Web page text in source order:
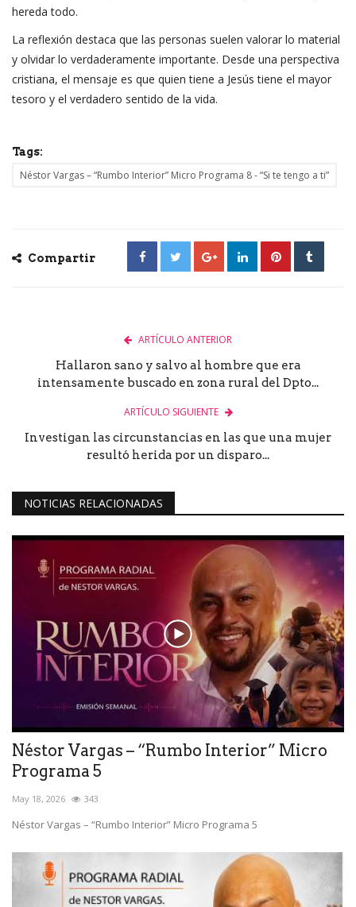
hereda todo.
La reflexión destaca que las personas suelen valorar lo material
y olvidar lo verdaderamente importante. Desde una perspectiva
cristiana, el mensaje es que quien tiene a Jesús tiene el mayor
tesoro y el verdadero sentido de la vida.
Tags:
Néstor Vargas – “Rumbo Interior” Micro Programa 8 - “Si te tengo a ti”
Compartir
ARTÍCULO ANTERIOR
Hallaron sano y salvo al hombre que era
intensamente buscado en zona rural del Dpto...
ARTÍCULO SIGUIENTE
Investigan las circunstancias en las que una mujer
resultó herida por un disparo...
NOTICIAS RELACIONADAS
Néstor Vargas – “Rumbo Interior” Micro
Programa 5
May 18, 2026 343
Néstor Vargas – “Rumbo Interior” Micro Programa 5